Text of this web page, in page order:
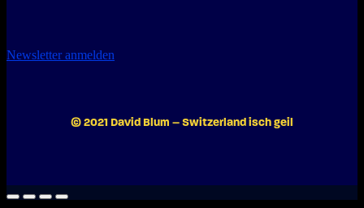
Newsletter anmelden
© 2021 David Blum – Switzerland isch geil